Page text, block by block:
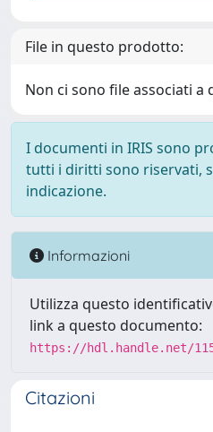
File in questo prodotto:
Non ci sono file associati
I documenti in IRIS sono
tutti i diritti sono riservati,
indicazione.
Informazioni
Utilizza questo
link a questo documento:
https://hdl.handle.net/
Citazioni